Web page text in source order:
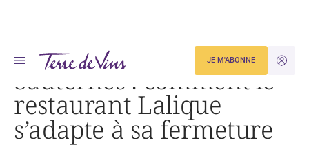
JE
JE M'ABONNE
Accueil Sauternes : comment le restaurant Lalique s’adapte à sa fermeture
Sauternes : comment le
restaurant Lalique
s’adapte à sa fermeture